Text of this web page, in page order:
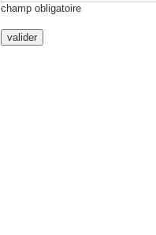
champ obligatoire